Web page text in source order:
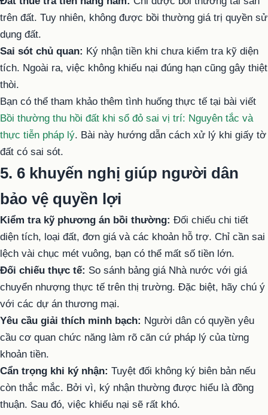
trên đất. Tuy nhiên, không được bồi thường giá trị quyền sử
dụng đất.
Sai sót chủ quan: Ký nhận tiền khi chưa kiểm tra kỹ diện
tích. Ngoài ra, việc không khiếu nại đúng hạn cũng gây thiệt
thòi.
Bạn có thể tham khảo thêm tình huống thực tế tại bài viết
Bồi thường thu hồi đất khi sổ đỏ sai vị trí: Nguyên tắc và
thực tiễn pháp lý. Bài này hướng dẫn cách xử lý khi giấy tờ
đất có sai sót.
5. 6 khuyến nghị giúp người dân
bảo vệ quyền lợi
Kiểm tra kỹ phương án bồi thường: Đối chiếu chi tiết
diện tích, loại đất, đơn giá và các khoản hỗ trợ. Chỉ cần sai
lệch vài chục mét vuông, bạn có thể mất số tiền lớn.
Đối chiếu thực tế: So sánh bảng giá Nhà nước với giá
chuyển nhượng thực tế trên thị trường. Đặc biệt, hãy chú ý
với các dự án thương mại.
Yêu cầu giải thích minh bạch: Người dân có quyền yêu
cầu cơ quan chức năng làm rõ căn cứ pháp lý của từng
khoản tiền.
Cẩn trọng khi ký nhận: Tuyệt đối không ký biên bản nếu
còn thắc mắc. Bởi vì, ký nhận thường được hiểu là đồng
thuận. Sau đó, việc khiếu nại sẽ rất khó.